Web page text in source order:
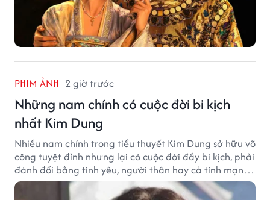
PHIM ẢNH 2 giờ trước
Những nam chính có cuộc đời bi kịch
nhất Kim Dung
Nhiều nam chính trong tiểu thuyết Kim Dung sở hữu võ
công tuyệt đỉnh nhưng lại có cuộc đời đầy bi kịch, phải
đánh đổi bằng tình yêu, người thân hay cả tính mạng,
khiến độc giả không khỏi tiếc nuối.